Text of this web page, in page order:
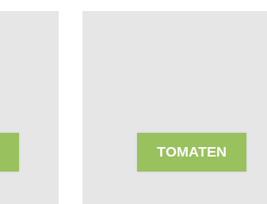
TOMATEN